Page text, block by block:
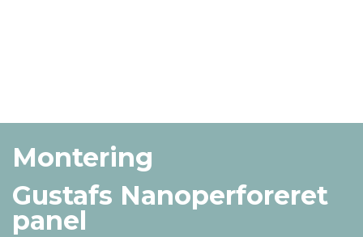
Montering
Gustafs Nanoperforeret
panel